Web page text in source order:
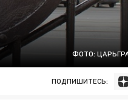
ФОТО:
ПОДПИШИТЕСЬ: